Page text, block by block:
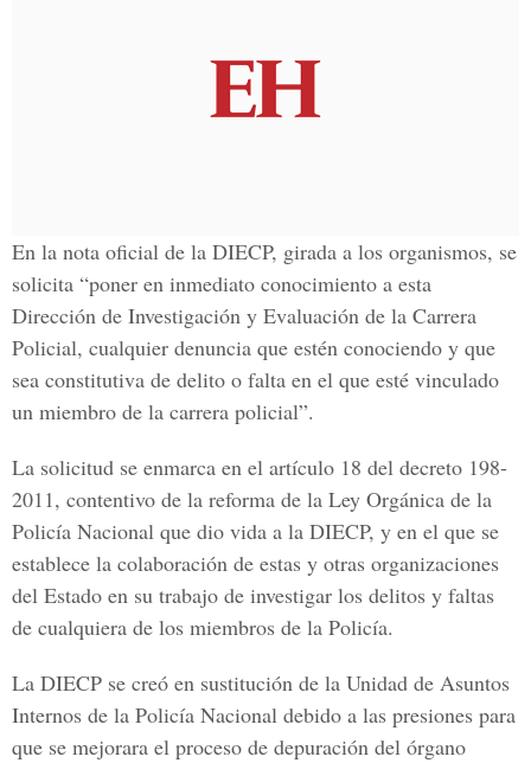
En la nota oficial de la DIECP, girada a los organismos, se
solicita “poner en inmediato conocimiento a esta
Dirección de Investigación y Evaluación de la Carrera
Policial, cualquier denuncia que estén conociendo y que
sea constitutiva de delito o falta en el que esté vinculado
un miembro de la carrera policial”.
La solicitud se enmarca en el artículo 18 del decreto 198-
2011, contentivo de la reforma de la Ley Orgánica de la
Policía Nacional que dio vida a la DIECP, y en el que se
establece la colaboración de estas y otras organizaciones
del Estado en su trabajo de investigar los delitos y faltas
de cualquiera de los miembros de la Policía.
La DIECP se creó en sustitución de la Unidad de Asuntos
Internos de la Policía Nacional debido a las presiones para
que se mejorara el proceso de depuración del órgano